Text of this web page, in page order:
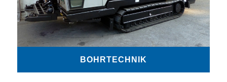
BOHRTECHNIK